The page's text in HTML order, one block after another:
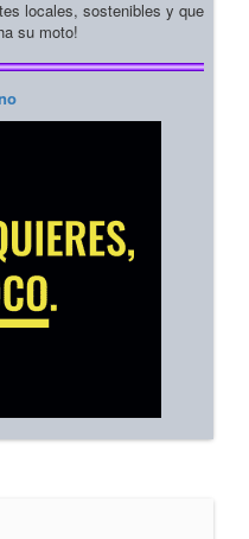
locales, sostenibles y que
su moto!